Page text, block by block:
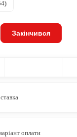
Закінчився
оплати